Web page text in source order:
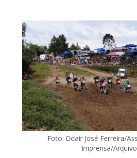
Foto: Odair José Ferreira/
Imprensa/Arquivo